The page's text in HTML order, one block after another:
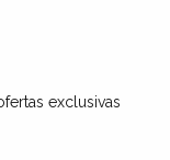
exclusivas